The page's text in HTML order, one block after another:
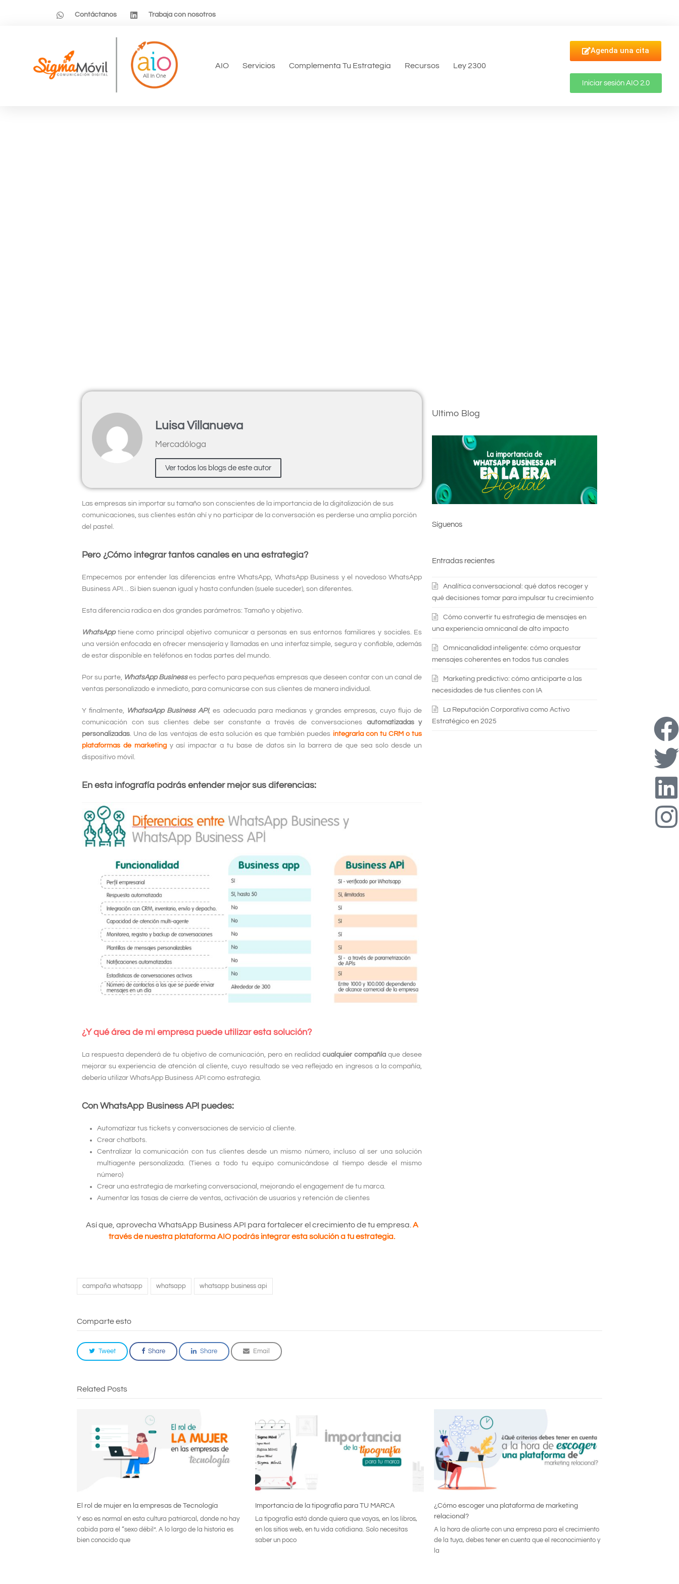
Contáctanos Trabaja con nosotros
AIO Servicios Complementa Tu Estrategia Recursos Ley 2300
Agenda una cita
Iniciar sesión AIO 2.0
Luisa Villanueva
Mercadóloga
Ver todos los blogs de este autor
Las empresas sin importar su tamaño son conscientes de la importancia de la digitalización de sus
comunicaciones, sus clientes están ahí y no participar de la conversación es perderse una amplia porción
del pastel.
Pero ¿Cómo integrar tantos canales en una estrategia?
Empecemos por entender las diferencias entre WhatsApp, WhatsApp Business y el novedoso WhatsApp
Business API… Si bien suenan igual y hasta confunden (suele suceder), son diferentes.
Esta diferencia radica en dos grandes parámetros: Tamaño y objetivo.
WhatsApptiene como principal objetivo comunicar a personas en sus entornos familiares y sociales. Es
una versión enfocada en ofrecer mensajería y llamadas en una interfaz simple, segura y confiable, además
de estar disponible en teléfonos en todas partes del mundo.
Por su parte, WhatsApp Business es perfecto para pequeñas empresas que deseen contar con un canal de
ventas personalizado e inmediato, para comunicarse con sus clientes de manera individual.
Y finalmente, WhatsaApp Business API, es adecuada para medianas y grandes empresas, cuyo flujo de
comunicación con sus clientes debe ser constante a través de conversaciones automatizadas y
personalizadas. Una de las ventajas de esta solución es que también puedes integrarla con tu CRM o tus
plataformas de marketing y así impactar a tu base de datos sin la barrera de que sea solo desde un
dispositivo móvil.
En esta infografía podrás entender mejor sus diferencias:
¿Y qué área de mi empresa puede utilizar esta solución?
La respuesta dependerá de tu objetivo de comunicación, pero en realidadcualquier compañía que desee
mejorar su experiencia de atención al cliente, cuyo resultado se vea reflejado en ingresos a la compañía,
debería utilizar WhatsApp Business API como estrategia.
Con WhatsApp Business API puedes:
Automatizar tus tickets y conversaciones de servicio al cliente.
Crear chatbots.
Centralizar la comunicación con tus clientes desde un mismo número, incluso al ser una solución
multiagente personalizada. (Tienes a todo tu equipo comunicándose al tiempo desde el mismo
número)
Crear una estrategia de marketing conversacional, mejorando el engagement de tu marca.
Aumentar las tasas de cierre de ventas, activación de usuarios y retención de clientes
Así que, aprovecha WhatsApp Business API para fortalecer el crecimiento de tu empresa.A
través de nuestra plataforma AIO podrás integrar esta solución a tu estrategia.
Ultimo Blog
Síguenos
Entradas recientes
Analítica conversacional: qué datos recoger y
qué decisiones tomar para impulsar tu crecimiento
Cómo convertir tu estrategia de mensajes en
una experiencia omnicanal de alto impacto
Omnicanalidad inteligente: cómo orquestar
mensajes coherentes en todos tus canales
Marketing predictivo: cómo anticiparte a las
necesidades de tus clientes con IA
La Reputación Corporativa como Activo
Estratégico en 2025
campaña whatsapp whatsapp whatsapp business api
Comparte esto
Tweet Share Share Email
Related Posts
El rol de mujer en la empresas de Tecnología
Y eso es normal en esta cultura patriarcal, donde no hay
cabida para el “sexo débil”. A lo largo de la historia es
bien conocido que
Importancia de la tipografía para TU MARCA
La tipografía está donde quiera que vayas, en los libros,
en los sitios web, en tu vida cotidiana. Solo necesitas
saber un poco
¿Cómo escoger una plataforma de marketing
relacional?
A la hora de aliarte con una empresa para el crecimiento
de la tuya, debes tener en cuenta que el reconocimiento y
la